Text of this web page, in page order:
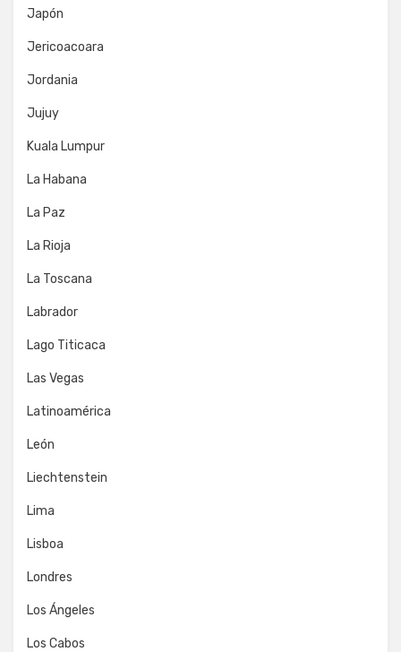
Japón
Jericoacoara
Jordania
Jujuy
Kuala Lumpur
La Habana
La Paz
La Rioja
La Toscana
Labrador
Lago Titicaca
Las Vegas
Latinoamérica
León
Liechtenstein
Lima
Lisboa
Londres
Los Ángeles
Los Cabos